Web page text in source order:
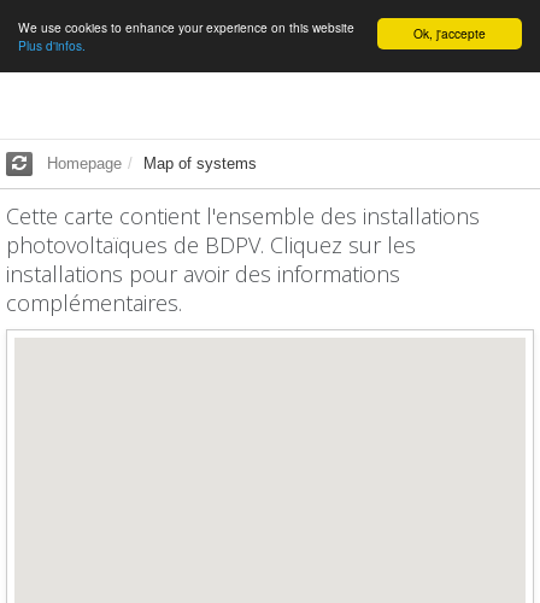
English Ok, j'accepte
We use cookies to enhance your experience on this website
Plus d'infos.
Homepage Map of systems
Cette carte contient l'ensemble des installations
photovoltaïques de BDPV. Cliquez sur les
installations pour avoir des informations
complémentaires.